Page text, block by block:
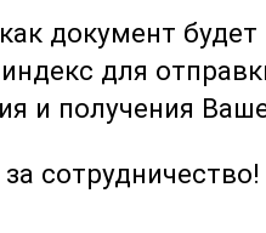
прохождения
проблемы в
для
научных
документ
для
и получения
сотрудничество!